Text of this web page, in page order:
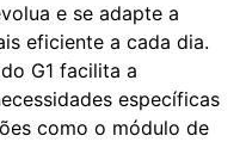
e se adapte a
eficiente a cada dia.
G1 facilita a
específicas
como o módulo de